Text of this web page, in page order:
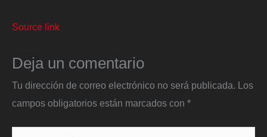
Source link
Deja un comentario
Tu dirección de correo electrónico no será publicada. Los
campos obligatorios están marcados con *